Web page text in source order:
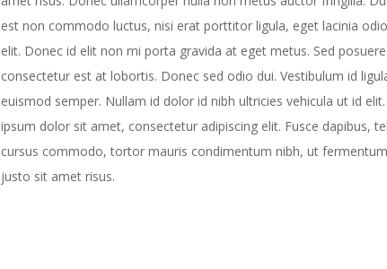
est non commodo luctus, nisi erat porttitor ligula, eget lacinia
elit. Donec id elit non mi porta gravida at eget metus. Sed posuere
consectetur est at lobortis. Donec sed odio dui. Vestibulum id
euismod semper. Nullam id dolor id nibh ultricies vehicula ut id
ipsum dolor sit amet, consectetur adipiscing elit. Fusce dapibus,
cursus commodo, tortor mauris condimentum nibh, ut
justo sit amet risus.